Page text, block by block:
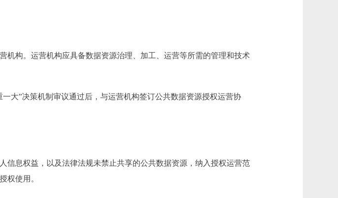
构。运营机构应具备数据资源治理、加工、运营等所需的管理和技术
”决策机制审议通过后，与运营机构签订公共数据资源授权运营协
息权益，以及法律法规未禁止共享的公共数据资源，纳入授权运营范
权使用。